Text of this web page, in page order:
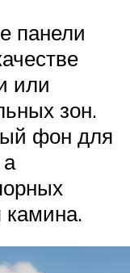
панели
или
зон.
фон для
камина.